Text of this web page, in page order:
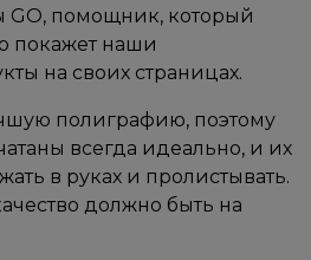
GO, помощник, который
покажет наши
на своих страницах.
полиграфию, поэтому
всегда идеально, и их
в руках и пролистывать.
должно быть на